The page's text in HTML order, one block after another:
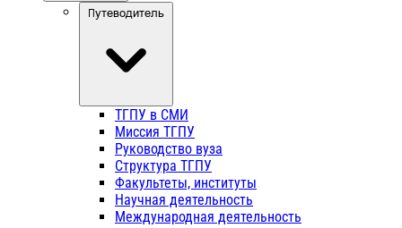
Путеводитель
ТГПУ в СМИ
Миссия ТГПУ
Руководство вуза
Структура ТГПУ
Факультеты, институты
Научная деятельность
Международная деятельность